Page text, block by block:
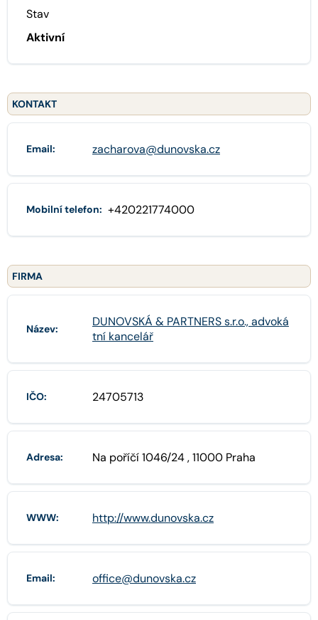
Stav
Aktivní
KONTAKT
Email: zacharova@dunovska.cz
Mobilní telefon: +420221774000
FIRMA
Název:
DUNOVSKÁ & PARTNERS s.r.o., advoká
tní kancelář
IČO: 24705713
Adresa: Na poříčí 1046/24 , 11000 Praha
WWW: http://www.dunovska.cz
Email: office@dunovska.cz